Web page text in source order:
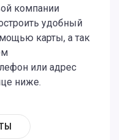
компании
удобный
карты, а так
или адрес
ниже.